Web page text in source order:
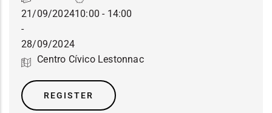
21/09/2024
-
28/09/2024
10:00 - 14:00
Centro Cívico Lestonnac
REGISTER